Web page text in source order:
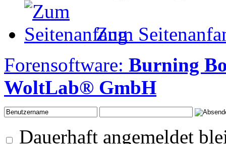
Zum
Forensoftware: Burning
WoltLab® GmbH
Dauerhaft angemeldet